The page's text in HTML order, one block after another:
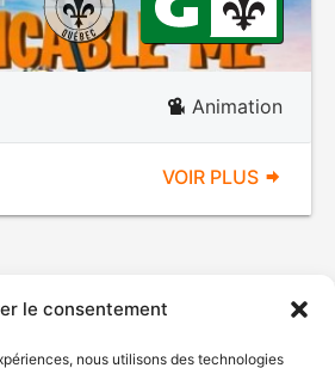
le consentement
nous utilisons des technologies
Animation
VOIR PLUS